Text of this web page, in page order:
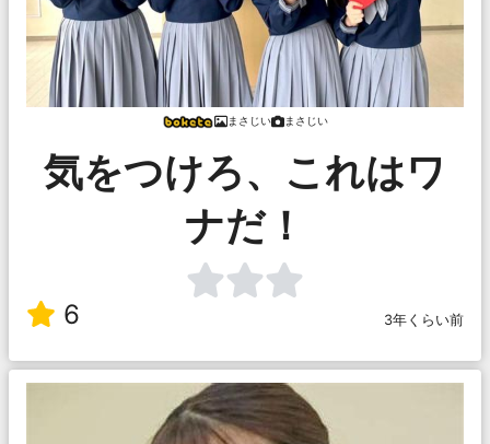
まさじい まさじい
気をつけろ、これはワ
ナだ！
6 3年くらい前